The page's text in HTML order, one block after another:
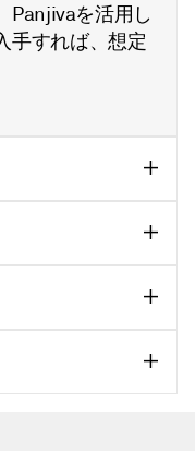
Panjivaを活用し
手すれば、想定